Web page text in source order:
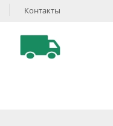
Контакты